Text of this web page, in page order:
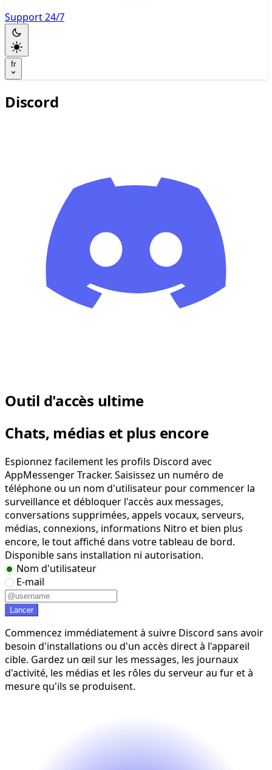
Support 24/7
fr
Discord
Outil d'accès ultime
Chats, médias et plus encore
Espionnez facilement les profils Discord avec
AppMessenger Tracker. Saisissez un numéro de
téléphone ou un nom d'utilisateur pour commencer la
surveillance et débloquer l'accès aux messages,
conversations supprimées, appels vocaux, serveurs,
médias, connexions, informations Nitro et bien plus
encore, le tout affiché dans votre tableau de bord.
Disponible sans installation ni autorisation.
Nom d'utilisateur
E-mail
Lancer
Commencez immédiatement à suivre Discord sans avoir
besoin d'installations ou d'un accès direct à l'appareil
cible. Gardez un œil sur les messages, les journaux
d'activité, les médias et les rôles du serveur au fur et à
mesure qu'ils se produisent.